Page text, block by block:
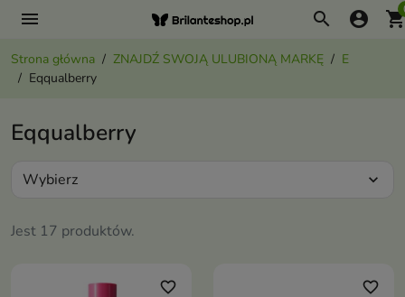
menu search account_circle
Strona główna ZNAJDŹ SWOJĄ ULUBIONĄ MARKĘ
E
Eqqualberry
Eqqualberry
Jest 17 produktów.
Wybierz expand_more
favorite_border favorite_border